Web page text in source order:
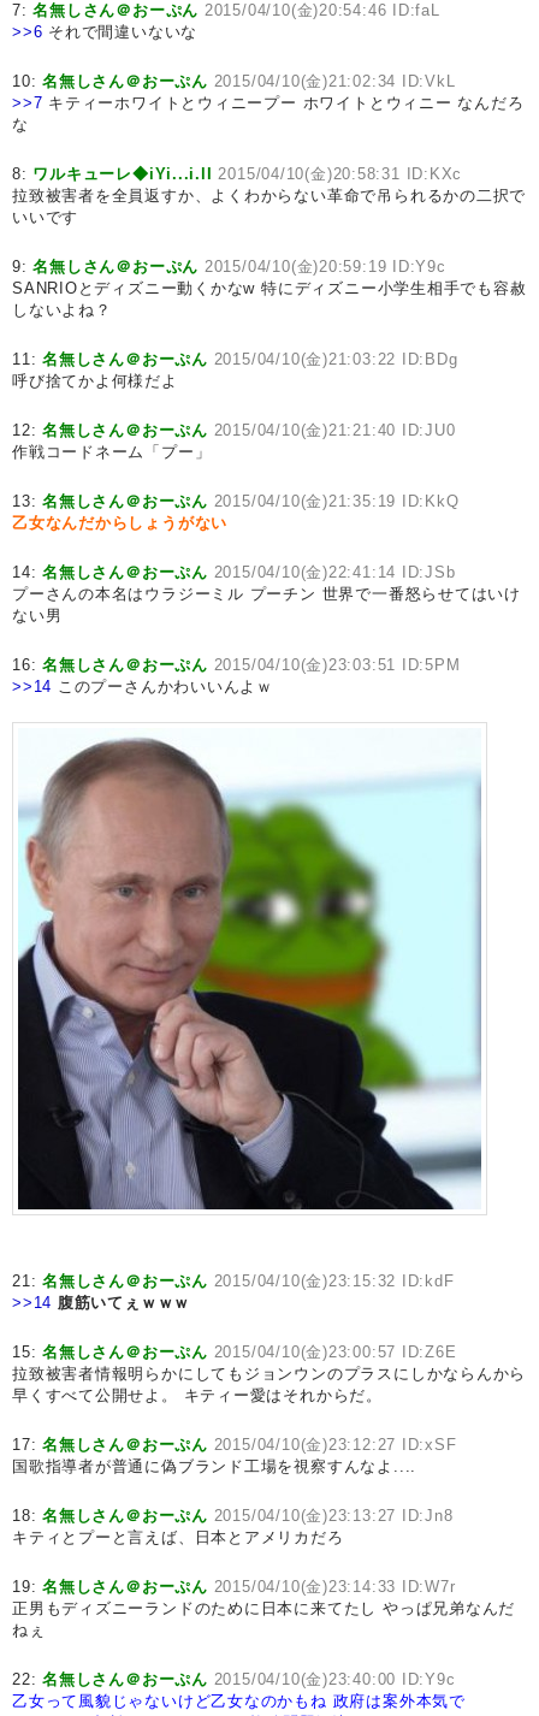
7:名無しさん＠おーぷん 2015/04/10(金)20:54:46 ID:faL
>>6 それで間違いないな
10:名無しさん＠おーぷん 2015/04/10(金)21:02:34 ID:VkL
>>7 キティーホワイトとウィニープー ホワイトとウィニー なんだろ
な
8: ワルキューレ◆iYi...i.lI
2015/04/10(金)20:58:31 ID:KXc
拉致被害者を全員返すか、よくわからない革命で吊られるかの二択で
いいです
9:名無しさん＠おーぷん 2015/04/10(金)20:59:19 ID:Y9c
SANRIOとディズニー動くかなw 特にディズニー小学生相手でも容赦
しないよね？
11:名無しさん＠おーぷん 2015/04/10(金)21:03:22 ID:BDg
呼び捨てかよ何様だよ
12:名無しさん＠おーぷん 2015/04/10(金)21:21:40 ID:JU0
作戦コードネーム「プー」
13:名無しさん＠おーぷん 2015/04/10(金)21:35:19 ID:KkQ
乙女なんだからしょうがない
14:名無しさん＠おーぷん 2015/04/10(金)22:41:14 ID:JSb
プーさんの本名はウラジーミル プーチン 世界で一番怒らせてはいけ
ない男
16:名無しさん＠おーぷん 2015/04/10(金)23:03:51 ID:5PM
>>14 このプーさんかわいいんよｗ
21:名無しさん＠おーぷん 2015/04/10(金)23:15:32 ID:kdF
>>14 腹筋いてぇｗｗｗ
15:名無しさん＠おーぷん 2015/04/10(金)23:00:57 ID:Z6E
拉致被害者情報明らかにしてもジョンウンのプラスにしかならんから
早くすべて公開せよ。 キティー愛はそれからだ。
17:名無しさん＠おーぷん 2015/04/10(金)23:12:27 ID:xSF
国歌指導者が普通に偽ブランド工場を視察すんなよ....
18:名無しさん＠おーぷん 2015/04/10(金)23:13:27 ID:Jn8
キティとプーと言えば、日本とアメリカだろ
19:名無しさん＠おーぷん 2015/04/10(金)23:14:33 ID:W7r
正男もディズニーランドのために日本に来てたし やっぱ兄弟なんだ
ねぇ
22:名無しさん＠おーぷん 2015/04/10(金)23:40:00 ID:Y9c
乙女って風貌じゃないけど乙女なのかもね 政府は案外本気で